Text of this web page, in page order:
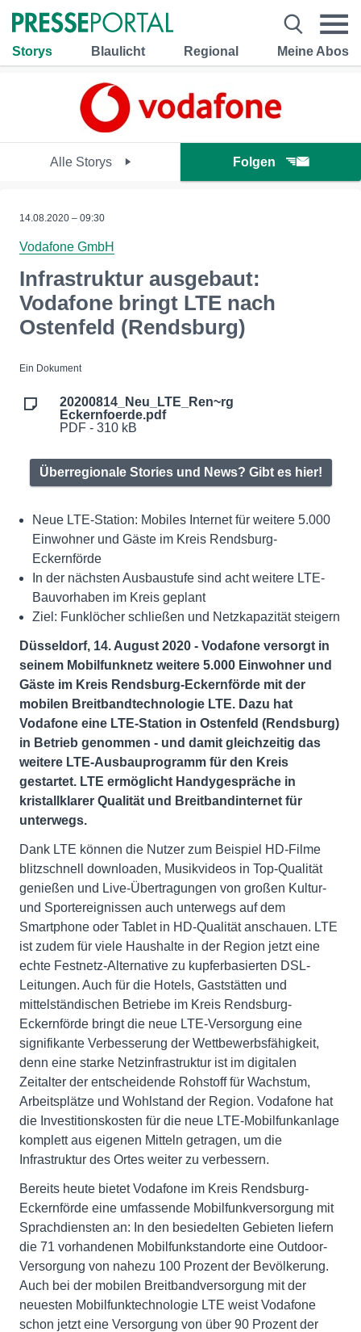
Storys Blaulicht Regional Meine Abos
Alle Storys Folgen
14.08.2020 – 09:30
Vodafone GmbH
Infrastruktur ausgebaut:
Vodafone bringt LTE nach
Ostenfeld (Rendsburg)
Ein Dokument
20200814_Neu_LTE_Ren~rg
Eckernfoerde.pdf
PDF - 310 kB
Überregionale Stories und News? Gibt es hier!
Neue LTE-Station: Mobiles Internet für weitere 5.000
Einwohner und Gäste im Kreis Rendsburg-
Eckernförde
In der nächsten Ausbaustufe sind acht weitere LTE-
Bauvorhaben im Kreis geplant
Ziel: Funklöcher schließen und Netzkapazität steigern
Düsseldorf, 14. August 2020 - Vodafone versorgt in
seinem Mobilfunknetz weitere 5.000 Einwohner und
Gäste im Kreis Rendsburg-Eckernförde mit der
mobilen Breitbandtechnologie LTE. Dazu hat
Vodafone eine LTE-Station in Ostenfeld (Rendsburg)
in Betrieb genommen - und damit gleichzeitig das
weitere LTE-Ausbauprogramm für den Kreis
gestartet. LTE ermöglicht Handygespräche in
kristallklarer Qualität und Breitbandinternet für
unterwegs.
Dank LTE können die Nutzer zum Beispiel HD-Filme
blitzschnell downloaden, Musikvideos in Top-Qualität
genießen und Live-Übertragungen von großen Kultur-
und Sportereignissen auch unterwegs auf dem
Smartphone oder Tablet in HD-Qualität anschauen. LTE
ist zudem für viele Haushalte in der Region jetzt eine
echte Festnetz-Alternative zu kupferbasierten DSL-
Leitungen. Auch für die Hotels, Gaststätten und
mittelständischen Betriebe im Kreis Rendsburg-
Eckernförde bringt die neue LTE-Versorgung eine
signifikante Verbesserung der Wettbewerbsfähigkeit,
denn eine starke Netzinfrastruktur ist im digitalen
Zeitalter der entscheidende Rohstoff für Wachstum,
Arbeitsplätze und Wohlstand der Region. Vodafone hat
die Investitionskosten für die neue LTE-Mobilfunkanlage
komplett aus eigenen Mitteln getragen, um die
Infrastruktur des Ortes weiter zu verbessern.
Bereits heute bietet Vodafone im Kreis Rendsburg-
Eckernförde eine umfassende Mobilfunkversorgung mit
Sprachdiensten an: In den besiedelten Gebieten liefern
die 71 vorhandenen Mobilfunkstandorte eine Outdoor-
Versorgung von nahezu 100 Prozent der Bevölkerung.
Auch bei der mobilen Breitbandversorgung mit der
neuesten Mobilfunktechnologie LTE weist Vodafone
schon jetzt eine Versorgung von über 90 Prozent der